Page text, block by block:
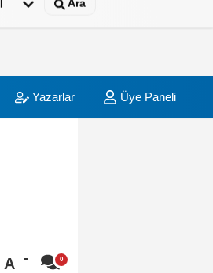
Ara
Yazarlar Üye Paneli
A